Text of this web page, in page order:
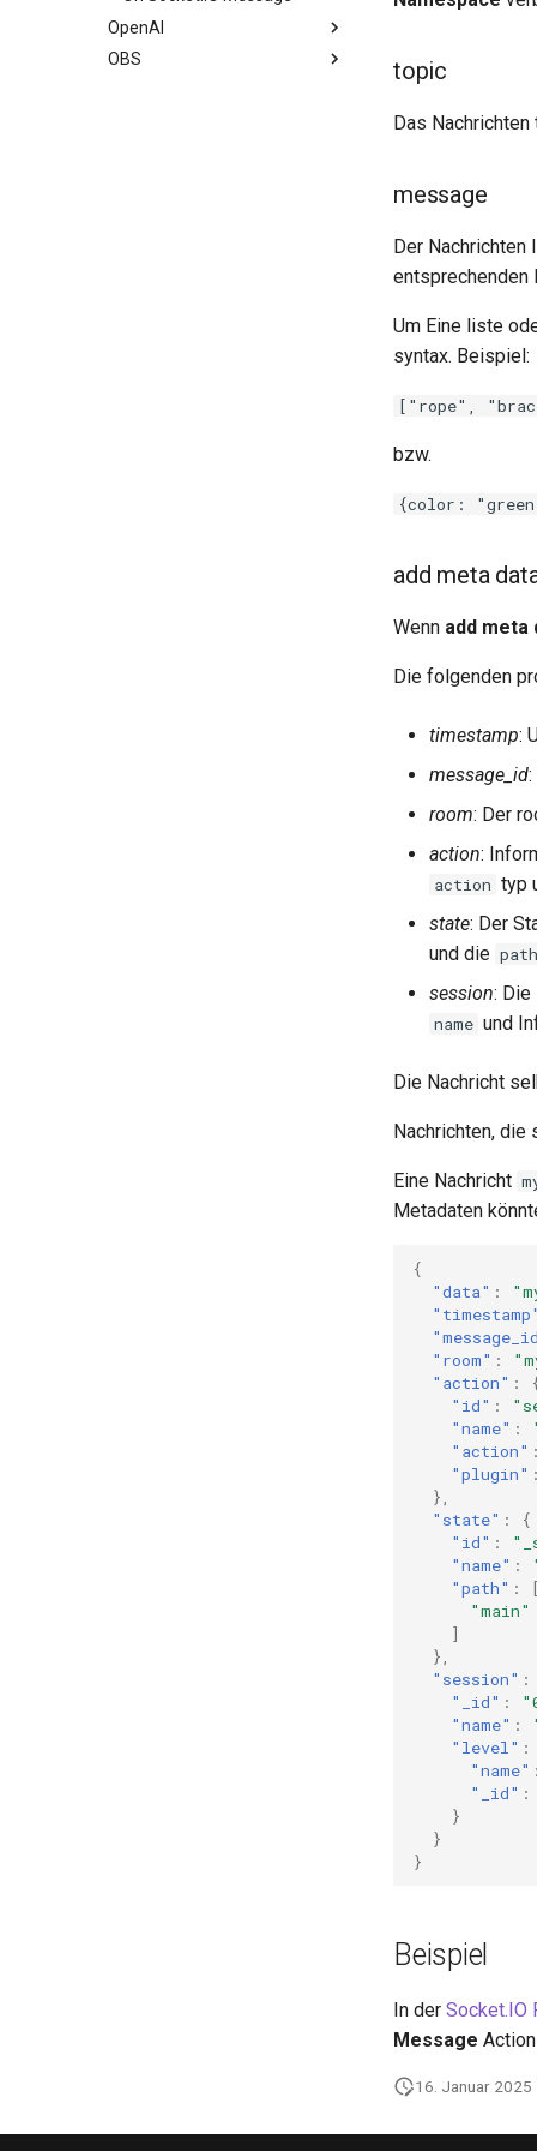
Buttons
On Incoming Message
OpenAI
Create Thread
OBS
topic
Das Nachrichten
message
Der Nachrichten
entsprechenden
Um Eine liste
syntax. Beispiel:
["rope",
bzw.
{color:
add meta
Wenn add meta
Die folgenden
timestamp:
message_id
room: Der
action:
action typ
state: Der
und die path
session: Die
name und
Die Nachricht
Nachrichten, die
Eine Nachricht
Metadaten
{
"data" :
"timestamp"
"room" :
"action" :
"id" :
"name" :
"action" :
"plugin" :
},
"state" :
{
"id" :
"name" :
"path" :
[
"main"
]
},
"session" :
"_id" :
"name" :
"level" :
"name" :
"_id" :
}
}
}
Beispiel
In der Socket.IO
Message
16. Januar 2025